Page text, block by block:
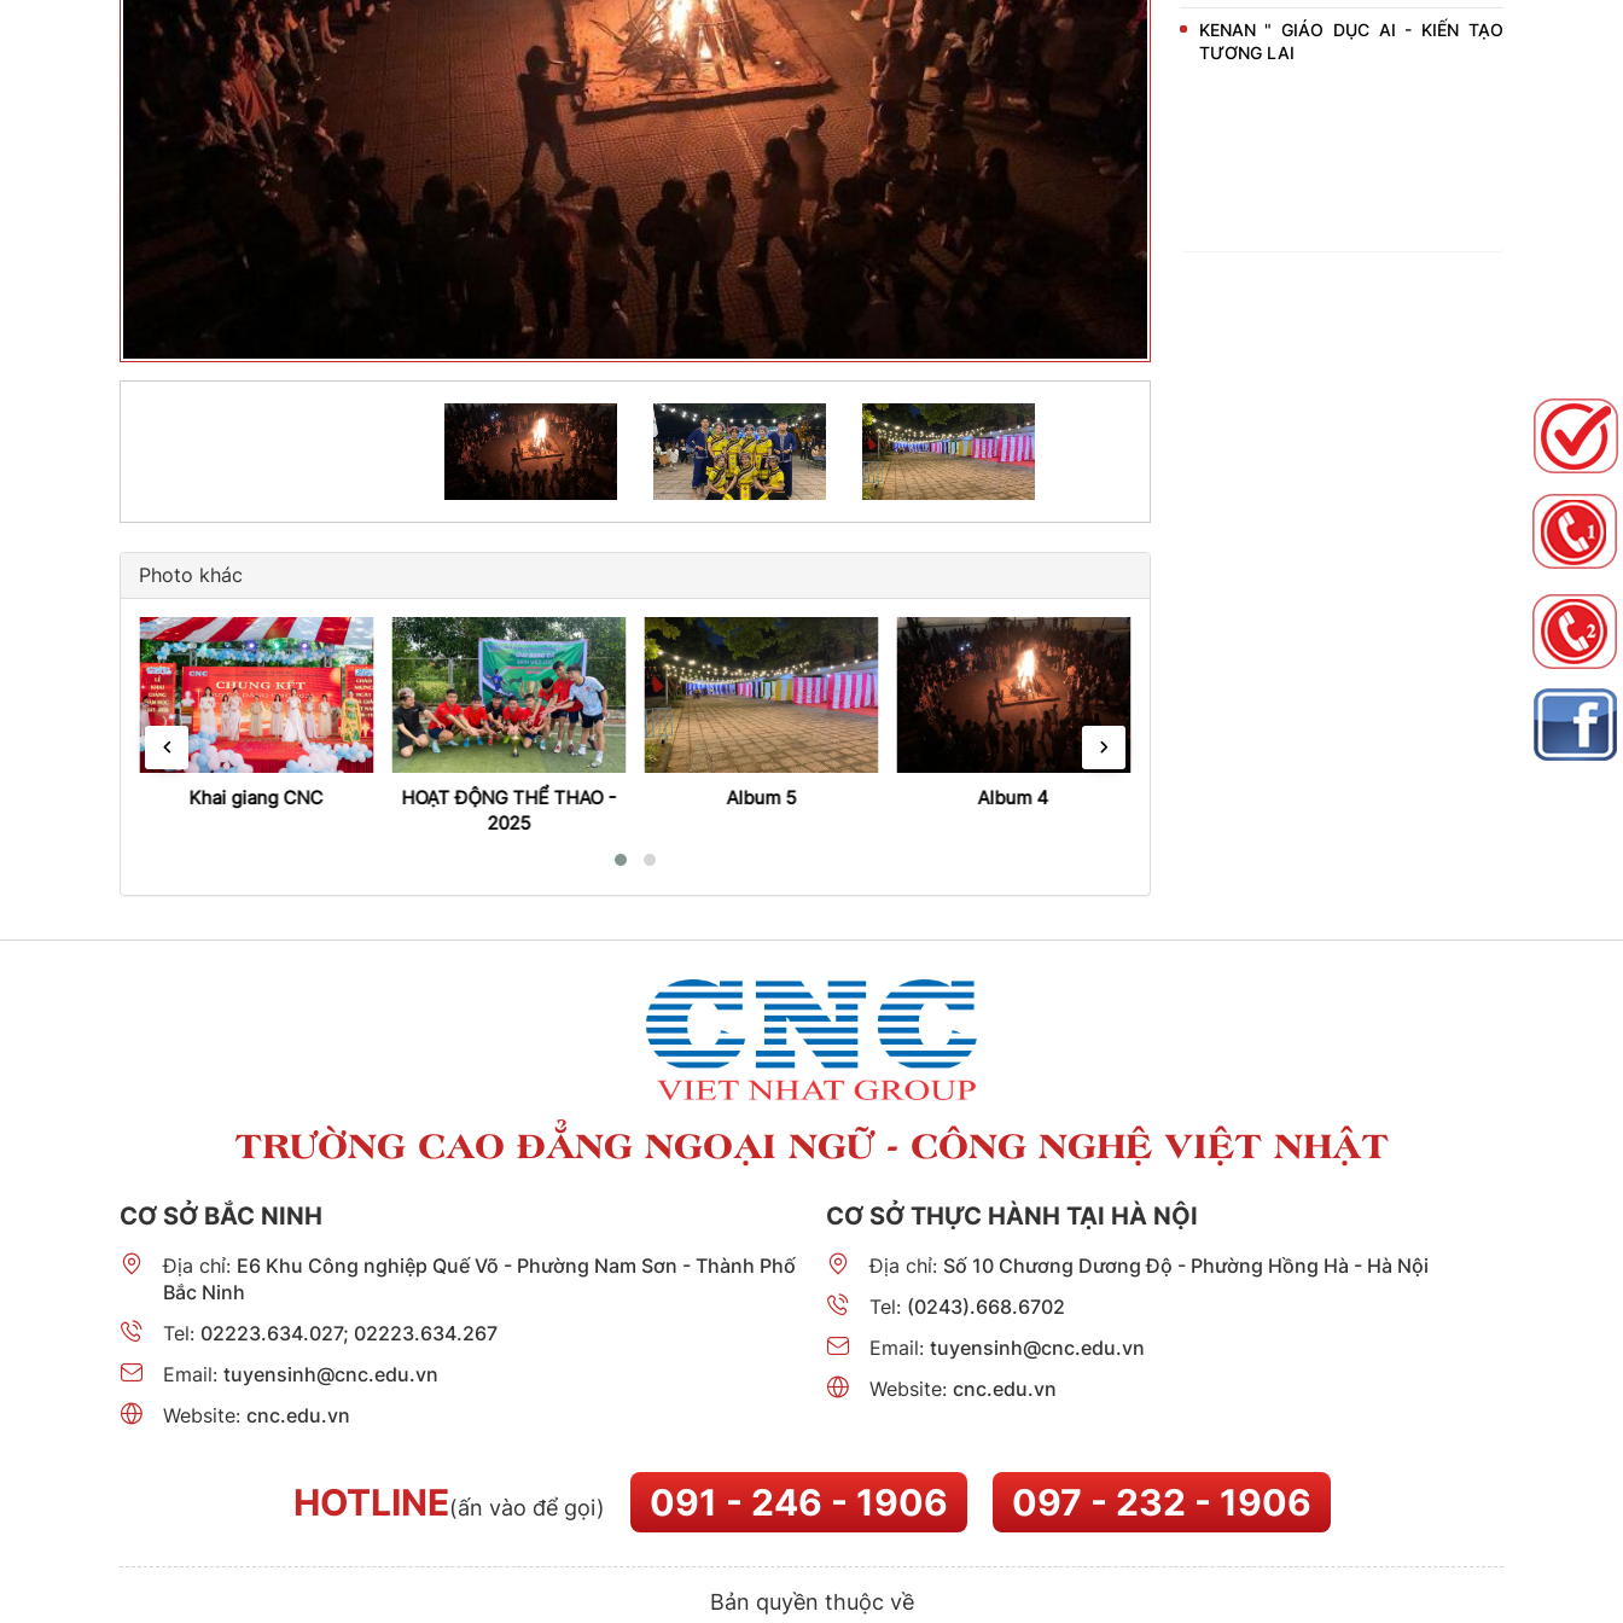
Chi bộ Đảng
Công đoàn
Đoàn thanh niên
Cơ sở vật chất
Thư ngỏ
Khoa công nghệ thông tin
Khoa tài chính ngân hàng
Photo khác
Khai giang CNC
HOẠT ĐỘNG THỂ THAO -
2025
Album 5 Album 4
KENAN " GIÁO DỤC AI - KIẾN TẠO
TƯƠNG LAI
TRƯỜNG CAO ĐẲNG NGOẠI NGỮ - CÔNG NGHỆ VIỆT NHẬT
CƠ SỞ BẮC NINH
Địa chỉ: E6 Khu Công nghiệp Quế Võ - Phường Nam Sơn - Thành Phố
Bắc Ninh
Tel: 02223.634.027; 02223.634.267
Email: tuyensinh@cnc.edu.vn
Website: cnc.edu.vn
CƠ SỞ THỰC HÀNH TẠI HÀ NỘI
Địa chỉ: Số 10 Chương Dương Độ - Phường Hồng Hà - Hà Nội
Tel: (0243).668.6702
Email: tuyensinh@cnc.edu.vn
Website: cnc.edu.vn
HOTLINE(ấn vào để gọi) 091 - 246 - 1906 097 - 232 - 1906
Bản quyền thuộc về